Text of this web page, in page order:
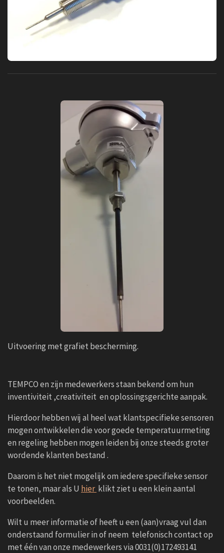
Uitvoering met grafiet bescherming.
TEMPCO en zijn medewerkers staan bekend om hun
inventiviteit ,creativiteit en oplossingsgerichte aanpak.
Hierdoor hebben wij al heel wat klantspecifieke sensoren
mogen ontwikkelen die voor goede temperatuurmeting
en regeling hebben mogen leiden bij onze steeds groter
wordende klanten bestand .
Daarom is het niet mogelijk om iedere specifieke sensor
te tonen, maar als U hier klikt ziet u een klein aantal
voorbeelden.
Wilt u meer informatie of heeft u een (aan)vraag vul dan
onderstaand formulier in of neem telefonisch contact op
met één van onze medewerkers via 0031(0)172493141